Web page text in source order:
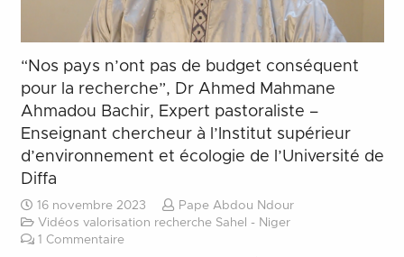
“Nos pays n’ont pas de budget conséquent
pour la recherche”, Dr Ahmed Mahmane
Ahmadou Bachir, Expert pastoraliste –
Enseignant chercheur à l’Institut supérieur
d’environnement et écologie de l’Université de
Diffa
16 novembre 2023
Pape Abdou Ndour
Vidéos valorisation recherche Sahel - Niger
1 Commentaire